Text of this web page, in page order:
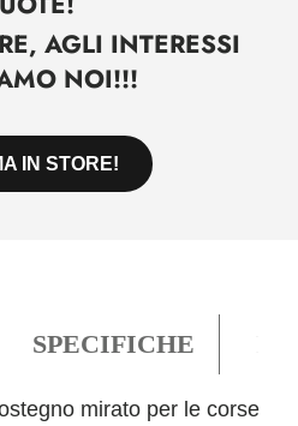
AGLI INTERESSI
NOI!!!
IN STORE!
SPECIFICHE
mirato per le corse